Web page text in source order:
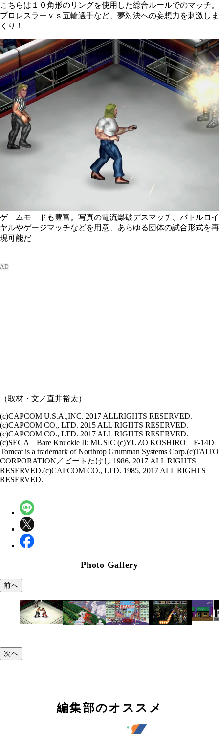
こちらは１０角形のリングを使用した総合ルールでのマッチ。
プロレスラーｖｓ五輪選手など、夢対決への妄想力を刺激しま
くり！
ゲームモードも豊富。写真の電流爆破デスマッチ、バトルロイ
ヤルやゲージマッチなどを用意、あらゆる団体の試合形式を再
現可能だ
（取材・文／直井裕太）
(c)CAPCOM U.S.A.,INC. 2017 ALLRIGHTS RESERVED.
(c)CAPCOM CO., LTD. 2015 ALL RIGHTS RESERVED.
(c)CAPCOM CO., LTD. 2017 ALL RIGHTS RESERVED.
(c)SEGA Bare Knuckle II: MUSIC (c)YUZO KOSHIRO F-14D
Tomcat is a trademark of Northrop Grumman Systems Corp.(c)TAITO
CORPORATION／ビートたけし 1986, 2017 ALL RIGHTS
RESERVED.(c)CAPCOM CO., LTD. 1985, 2017 ALL RIGHTS
RESERVED.
Photo Gallery
前へ
次へ
編集部のオススメ